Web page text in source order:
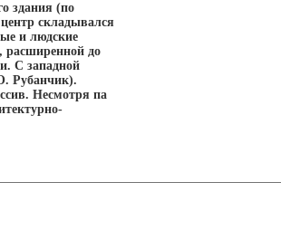
здания (по
складывался
и людские
расширенной до
С западной
Рубанчик).
Несмотря па